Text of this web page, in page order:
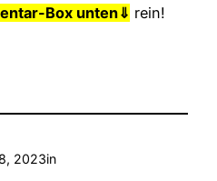
Box unten⇓ rein!
2023in